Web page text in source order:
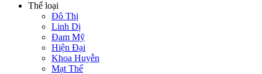
Thể loại
Đô Thị
Linh Dị
Đam Mỹ
Hiện Đại
Khoa Huyễn
Mạt Thế